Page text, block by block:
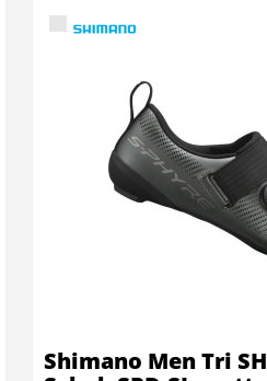
Shimano Men Tri